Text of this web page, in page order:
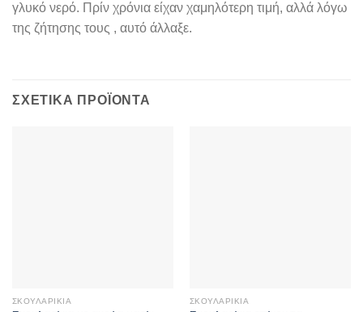
γλυκό νερό. Πρίν χρόνια είχαν χαμηλότερη τιμή, αλλά λόγω
της ζήτησης τους , αυτό άλλαξε.
ΣΧΕΤΙΚΆ ΠΡΟΪΌΝΤΑ
ΣΚΟΥΛΑΡΊΚΙΑ ΣΚΟΥΛΑΡΊΚΙΑ